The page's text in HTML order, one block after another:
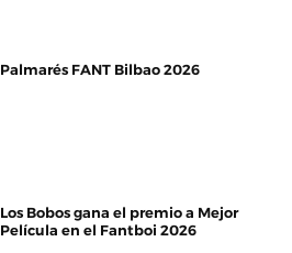
Palmarés FANT Bilbao 2026
Los Bobos gana el premio a Mejor
Película en el Fantboi 2026